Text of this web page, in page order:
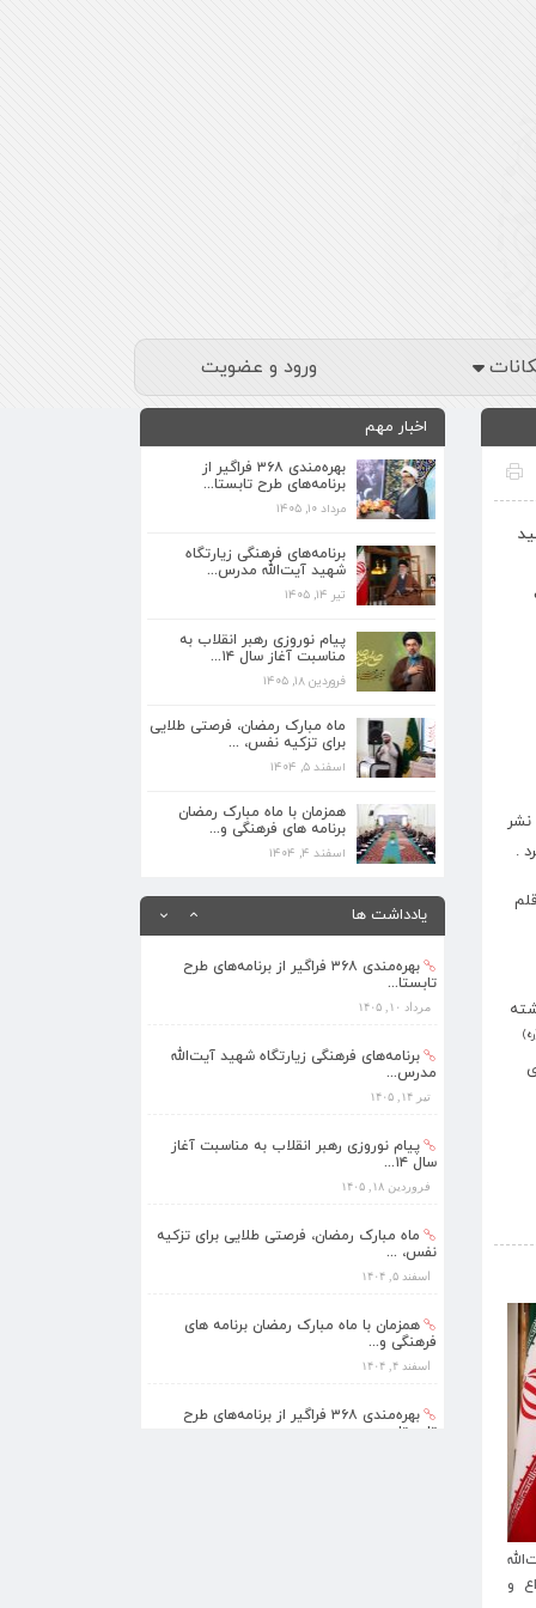
ورود و عضویت
.
و اهل قلم
سوی
و
اخبار مهم
بهره‌مندی ۳۶۸ فراگیر از
برنامه‌های طرح تابستا...
مرداد ۱۰, ۱۴۰۵
برنامه‌های فرهنگی زیارتگاه
شهید آیت‌الله مدرس...
تیر ۱۴, ۱۴۰۵
پیام نوروزی رهبر انقلاب به
مناسبت آغاز سال ۱۴...
فروردین ۱۸, ۱۴۰۵
ماه مبارک رمضان، فرصتی طلایی
برای تزکیه نفس، ...
اسفند ۵, ۱۴۰۴
همزمان با ماه مبارک رمضان
برنامه های فرهنگی و...
اسفند ۴, ۱۴۰۴
یادداشت ها
برنامه‌های فرهنگی زیارتگاه شهید آیت‌الله
تیر ۱۴, ۱۴۰۵
پیام نوروزی رهبر انقلاب به مناسبت آغاز
سال ۱۴...
فروردین ۱۸, ۱۴۰۵
نفس، ...
اسفند ۵, ۱۴۰۴
فرهنگی و...
اسفند ۴, ۱۴۰۴
بهره‌مندی ۳۶۸ فراگیر از برنامه‌های طرح
تابستا...
مرداد ۱۰, ۱۴۰۵
برنامه‌های فرهنگی زیارتگاه شهید آیت‌الله
مدرس...
تیر ۱۴, ۱۴۰۵
پیام نوروزی رهبر انقلاب به مناسبت آغاز
سال ۱۴...
فروردین ۱۸, ۱۴۰۵
ماه مبارک رمضان، فرصتی طلایی برای تزکیه
نفس، ...
اسفند ۵, ۱۴۰۴
همزمان با ماه مبارک رمضان برنامه های
فرهنگی و...
اسفند ۴, ۱۴۰۴
بهره‌مندی ۳۶۸ فراگیر از برنامه‌های طرح
تابستا...